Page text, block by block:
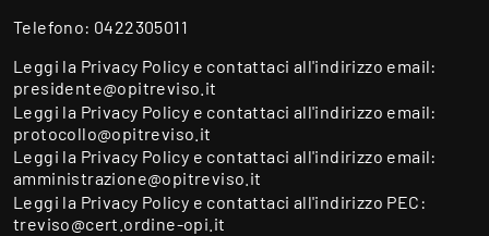
Telefono: 0422305011
Leggi la Privacy Policy e contattaci all'indirizzo email:
presidente@opitreviso.it
Leggi la Privacy Policy e contattaci all'indirizzo email:
protocollo@opitreviso.it
Leggi la Privacy Policy e contattaci all'indirizzo email:
amministrazione@opitreviso.it
Leggi la Privacy Policy e contattaci all'indirizzo PEC:
treviso@cert.ordine-opi.it